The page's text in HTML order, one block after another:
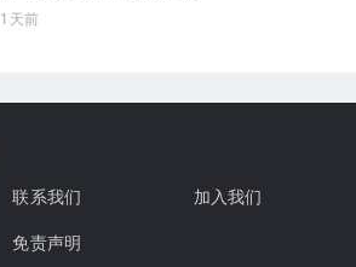
1天前
联系我们
加入我们
免责声明